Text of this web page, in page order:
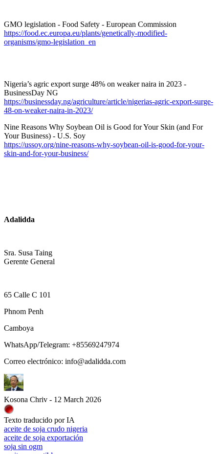
GMO legislation - Food Safety - European Commission
https://food.ec.europa.eu/plants/genetically-modified-
organisms/gmo-legislation_en
Nigeria’s agric export surge 48% on weaker naira in 2023 -
BusinessDay NG
https://businessday.ng/agriculture/article/nigerias-agric-export-surge-
48-on-weaker-naira-in-2023/
Nine Reasons Why Soybean Oil is Good for Your Skin (and For
Your Business) - U.S. Soy
https://ussoy.org/nine-reasons-why-soybean-oil-is-good-for-your-
skin-and-for-your-business/
Adalidda
Sra. Susa Taing
Gerente General
65 Calle C 101
Phnom Penh
Camboya
WhatsApp/Telegram: +85569247974
Correo electrónico: info@adalidda.com
Kosona Chriv - 12 March 2026
Texto traducido por IA
aceite de soja crudo nigeria
aceite de soja exportación
soja sin ogm